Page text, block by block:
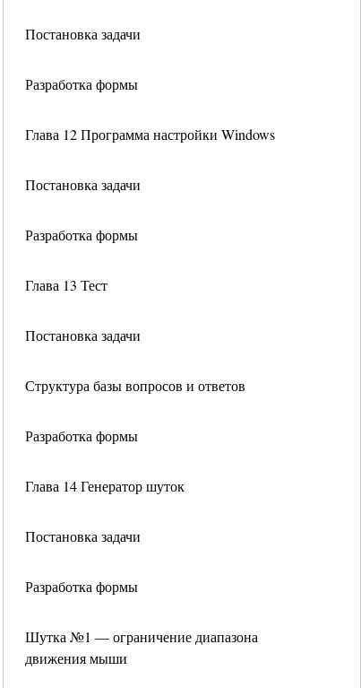
Постановка задачи
Разработка формы
Глава 12 Программа настройки Windows
Постановка задачи
Разработка формы
Глава 13 Тест
Постановка задачи
Структура базы вопросов и ответов
Разработка формы
Глава 14 Генератор шуток
Постановка задачи
Разработка формы
Шутка №1 — ограничение диапазона
движения мыши